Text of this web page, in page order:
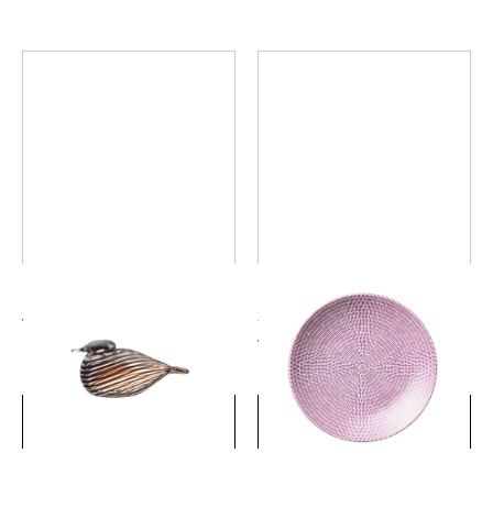
バード バイ トイッカ ヨタカ
￥66,000 (税込)
24hアベック プレート 26cm
パープル
￥5,280 (税込)
詳細を見る